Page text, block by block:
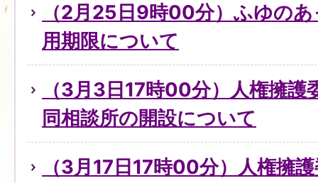
（2月25日9時00分）ふゆの
用期限について
（3月3日17時00分）人権擁護
同相談所の開設について
（3月17日17時00分）人権擁